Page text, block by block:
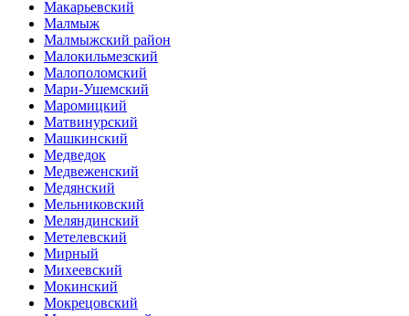
Макарьевский
Малмыж
Малмыжский район
Малокильмезский
Малополомский
Мари-Ушемский
Маромицкий
Матвинурский
Машкинский
Медведок
Медвеженский
Медянский
Мельниковский
Меляндинский
Метелевский
Мирный
Михеевский
Мокинский
Мокрецовский